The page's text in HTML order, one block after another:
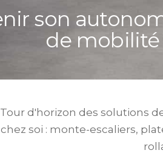
son
de
Tour d'horizon des solutions
chez soi : monte-escaliers,